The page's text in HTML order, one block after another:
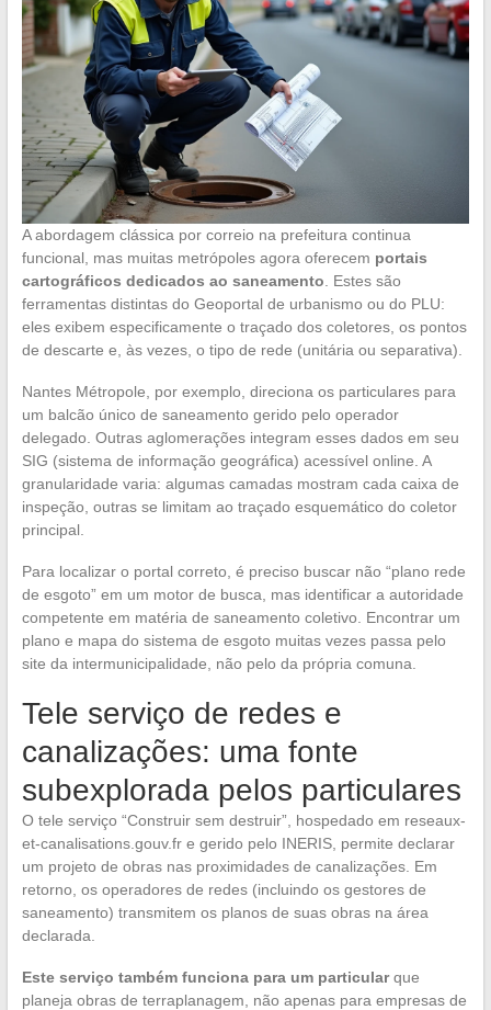
A abordagem clássica por correio na prefeitura continua
funcional, mas muitas metrópoles agora oferecem portais
cartográficos dedicados ao saneamento. Estes são
ferramentas distintas do Geoportal de urbanismo ou do PLU:
eles exibem especificamente o traçado dos coletores, os pontos
de descarte e, às vezes, o tipo de rede (unitária ou separativa).
Nantes Métropole, por exemplo, direciona os particulares para
um balcão único de saneamento gerido pelo operador
delegado. Outras aglomerações integram esses dados em seu
SIG (sistema de informação geográfica) acessível online. A
granularidade varia: algumas camadas mostram cada caixa de
inspeção, outras se limitam ao traçado esquemático do coletor
principal.
Para localizar o portal correto, é preciso buscar não “plano rede
de esgoto” em um motor de busca, mas identificar a autoridade
competente em matéria de saneamento coletivo. Encontrar um
plano e mapa do sistema de esgoto muitas vezes passa pelo
site da intermunicipalidade, não pelo da própria comuna.
Tele serviço de redes e
canalizações: uma fonte
subexplorada pelos particulares
O tele serviço “Construir sem destruir”, hospedado em reseaux-
et-canalisations.gouv.fr e gerido pelo INERIS, permite declarar
um projeto de obras nas proximidades de canalizações. Em
retorno, os operadores de redes (incluindo os gestores de
saneamento) transmitem os planos de suas obras na área
declarada.
Este serviço também funciona para um particularque
planeja obras de terraplanagem, não apenas para empresas de